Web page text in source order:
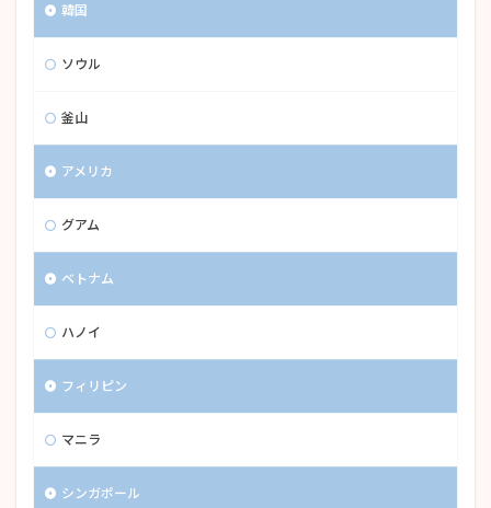
韓国
ソウル
釜山
アメリカ
グアム
ベトナム
ハノイ
フィリピン
マニラ
シンガポール